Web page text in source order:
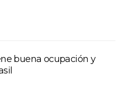
buena ocupación y